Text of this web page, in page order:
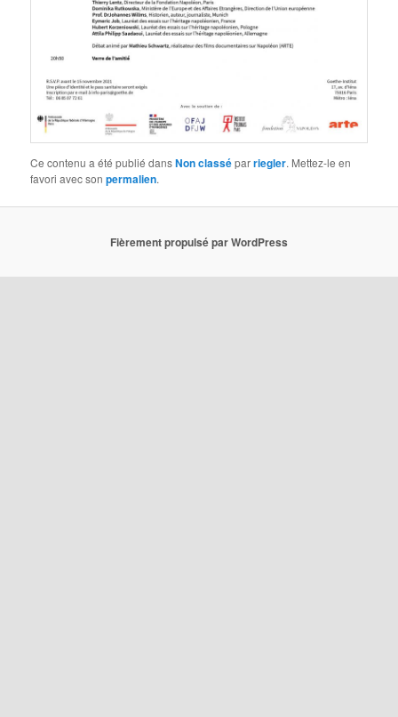
Ce contenu a été publié dansNon classéparriegler. Mettez-le en
favori avec sonpermalien.
Fièrement propulsé par WordPress